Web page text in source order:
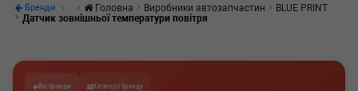
Бренди Головна Виробники автозапчастин
BLUE PRINT
Датчик зовнішньої температури повітря
Всі бренди Категорії бренду